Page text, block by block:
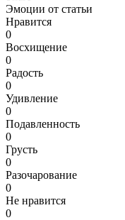
Эмоции от статьи
Нравится
0
Восхищение
0
Радость
0
Удивление
0
Подавленность
0
Грусть
0
Разочарование
0
Не нравится
0